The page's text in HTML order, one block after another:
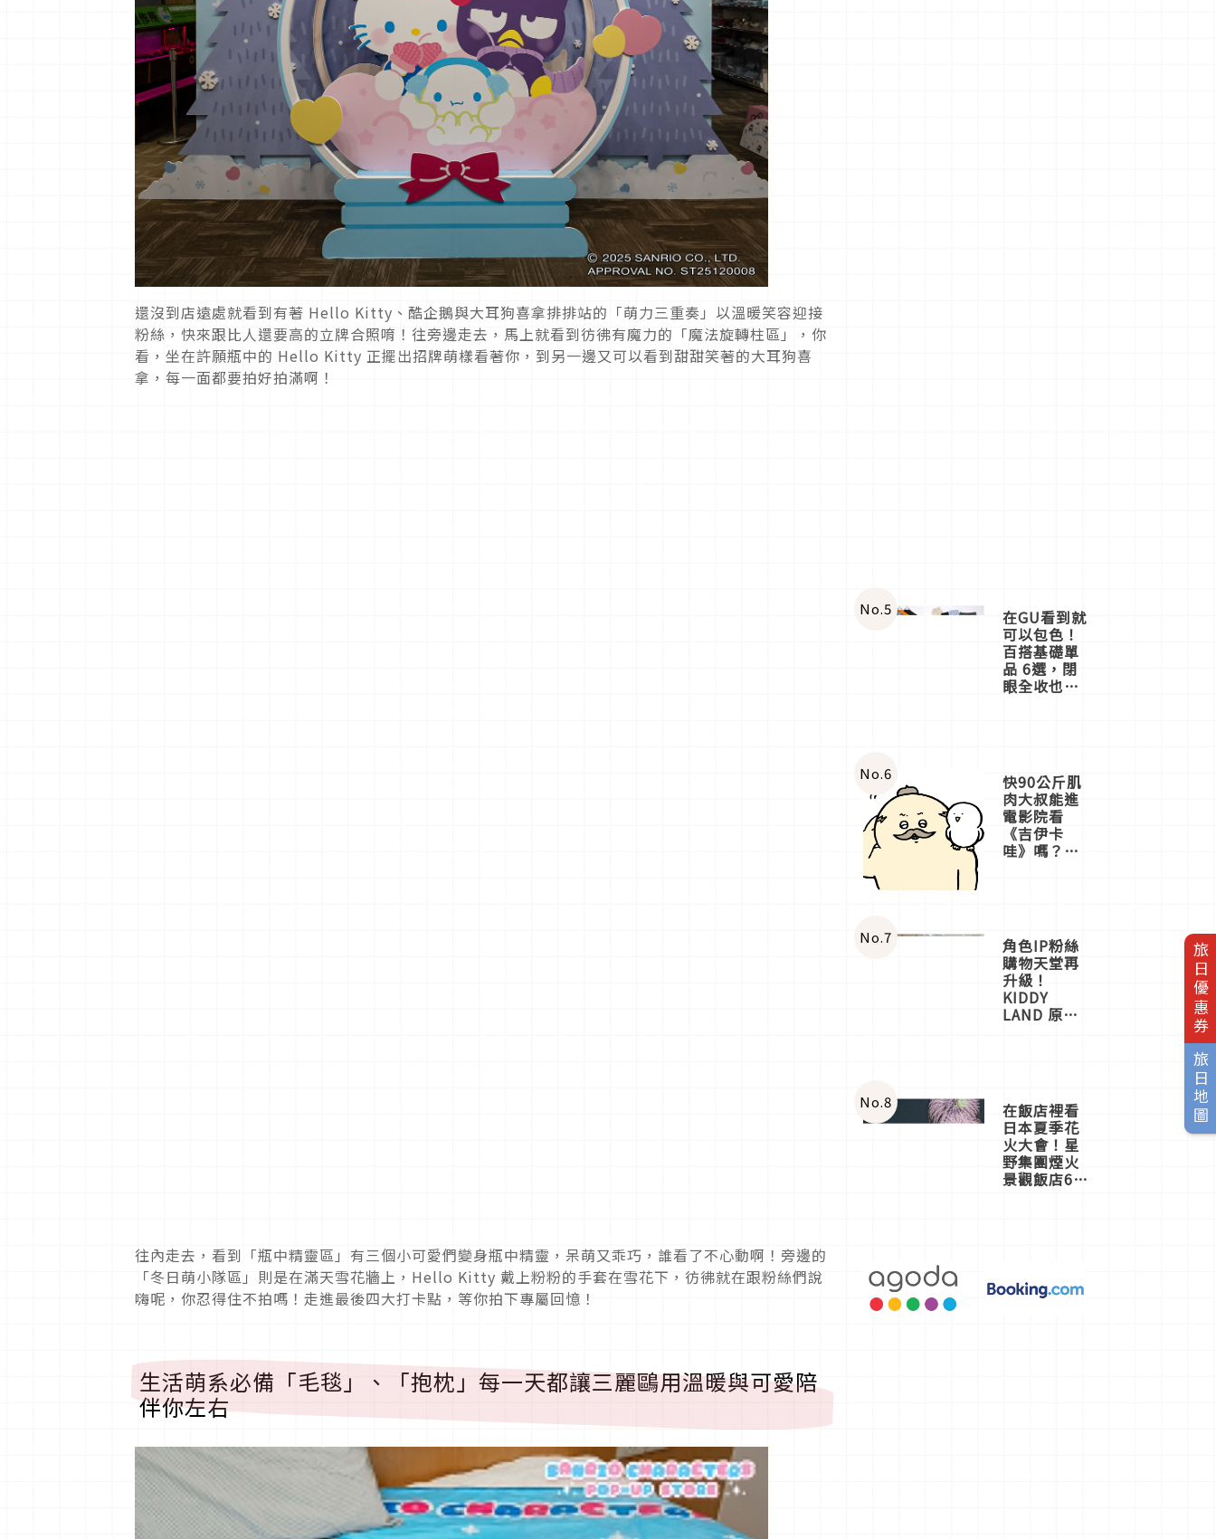
旅日優惠券
旅日地圖
還沒到店遠處就看到有著 Hello Kitty、酷企鵝與大耳狗喜拿排排站的「萌力三重奏」以溫暖笑容迎接
粉絲，快來跟比人還要高的立牌合照唷！往旁邊走去，馬上就看到彷彿有魔力的「魔法旋轉柱區」，你
看，坐在許願瓶中的 Hello Kitty 正擺出招牌萌樣看著你，到另一邊又可以看到甜甜笑著的大耳狗喜
拿，每一面都要拍好拍滿啊！
往內走去，看到「瓶中精靈區」有三個小可愛們變身瓶中精靈，呆萌又乖巧，誰看了不心動啊！旁邊的
「冬日萌小隊區」則是在滿天雪花牆上，Hello Kitty 戴上粉粉的手套在雪花下，彷彿就在跟粉絲們說
嗨呢，你忍得住不拍嗎！走進最後四大打卡點，等你拍下專屬回憶！
生活萌系必備「毛毯」、「抱枕」每一天都讓三麗鷗用溫暖與可愛陪
伴你左右
No.5 在GU看到就
可以包色！
百搭基礎單
品 6選，閉
眼全收也不
No.6 快90公斤肌
肉大叔能進
電影院看
《吉伊卡
哇》嗎？日
一同給出了
答案
No.7 角色IP粉絲
購物天堂再
升級！
KIDDY
LAND 原宿
店3分即達
No.8 在飯店裡看
日本夏季花
火大會！星
野集團煙火
景觀飯店6